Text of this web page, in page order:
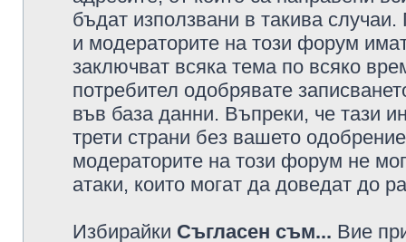
бъдат използвани в такива
и модераторите на този форум
заключват всяка тема по всяко
потребител одобрявате
във база данни. Въпреки, че тази
трети страни без вашето
модераторите на този форум не
атаки, които могат да доведат до
Избирайки Съгласен съм... Вие